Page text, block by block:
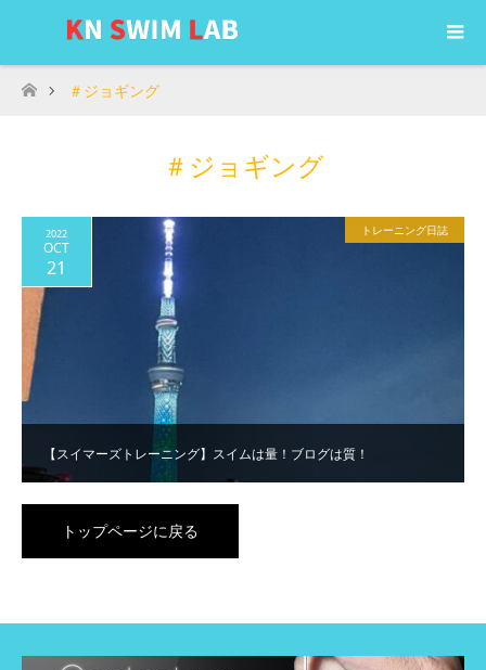
ホーム
＃ジョギング
＃ジョギング
【スイマーズトレーニング】スイムは量！ブログは質！
2022
OCT
21
トレーニング日誌
トップページに戻る